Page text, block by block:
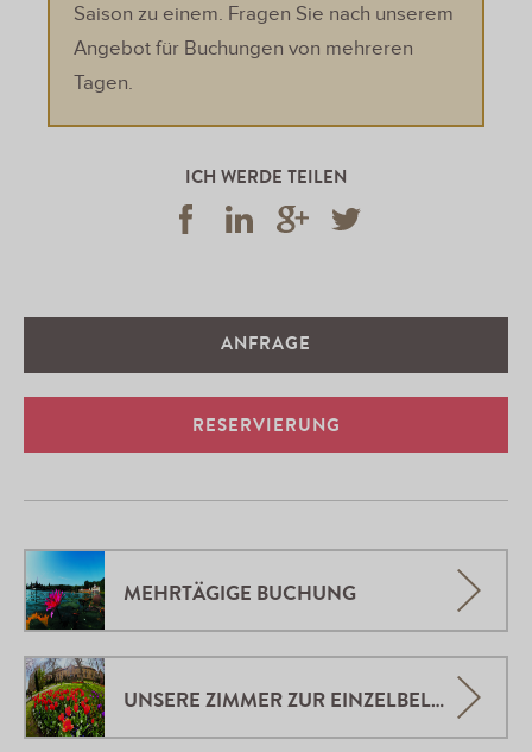
Saison zu einem. Fragen Sie nach unserem
Angebot für Buchungen von mehreren
Tagen.
ICH WERDE TEILEN
ANFRAGE
RESERVIERUNG
MEHRTÄGIGE BUCHUNG
UNSERE ZIMMER ZUR EINZELBELEGUNG